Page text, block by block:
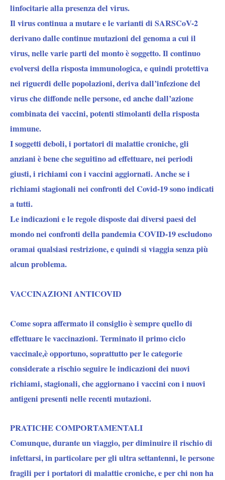
linfocitarie alla presenza del virus.
Il virus continua a mutare e le varianti di SARSCoV-2
derivano dalle continue mutazioni del genoma a cui il
virus, nelle varie parti del monto è soggetto. Il continuo
evolversi della risposta immunologica, e quindi protettiva
nei riguerdi delle popolazioni, deriva dall’infezione del
virus che diffonde nelle persone, ed anche dall’azione
combinata dei vaccini, potenti stimolanti della risposta
immune.
I soggetti deboli, i portatori di malattie croniche, gli
anziani è bene che seguitino ad effettuare, nei periodi
giusti, i richiami con i vaccini aggiornati. Anche se i
richiami stagionali nei confronti del Covid-19 sono indicati
a tutti.
Le indicazioni e le regole disposte dai diversi paesi del
mondo nei confronti della pandemia COVID-19 escludono
oramai qualsiasi restrizione, e quindi si viaggia senza più
alcun problema.
VACCINAZIONI ANTICOVID
Come sopra affermato il consiglio è sempre quello di
effettuare le vaccinazioni. Terminato il primo ciclo
vaccinale,è opportuno, soprattutto per le categorie
considerate a rischio seguire le indicazioni dei nuovi
richiami, stagionali, che aggiornano i vaccini con i nuovi
antigeni presenti nelle recenti mutazioni.
PRATICHE COMPORTAMENTALI
Comunque, durante un viaggio, per diminuire il rischio di
infettarsi, in particolare per gli ultra settantenni, le persone
fragili per i portatori di malattie croniche, e per chi non ha